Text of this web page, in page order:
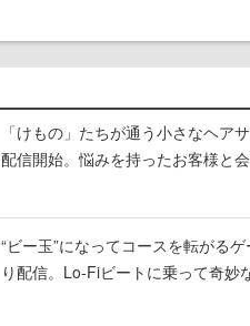
「けもの」たちが通う小さなヘア
配信開始。悩みを持ったお客様と
“ビー玉”になってコースを転がる
り配信。Lo-Fiビートに乗って奇妙